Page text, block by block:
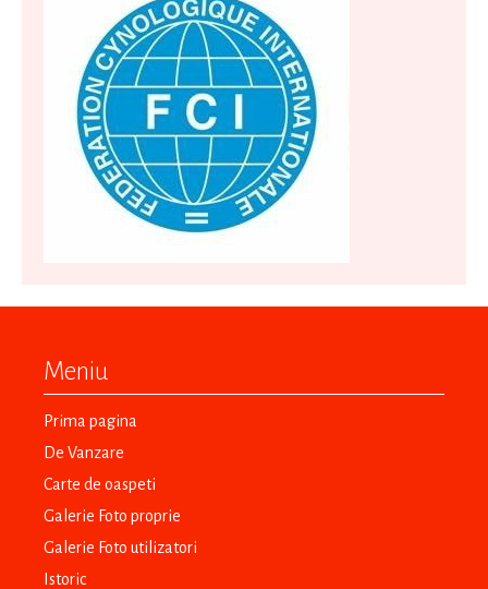
Meniu
Prima pagina
De Vanzare
Carte de oaspeti
Galerie Foto proprie
Galerie Foto utilizatori
Istoric